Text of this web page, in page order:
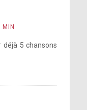
déjà 5 chansons